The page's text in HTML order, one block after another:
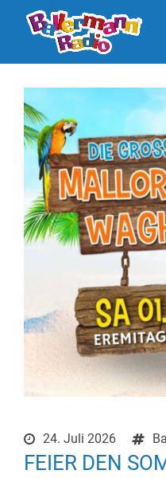
24. Juli 2026
FEIER DEN